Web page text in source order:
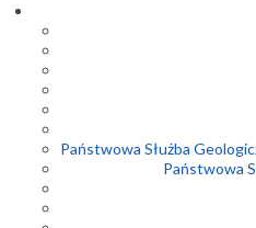
Państwowa Służba
Państwowa